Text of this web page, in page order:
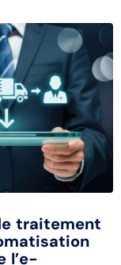
traitement
l’e-